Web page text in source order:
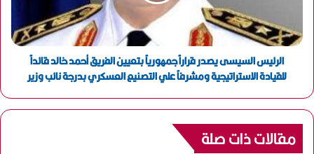
الرئيس السيسى يصدر قراراً جمهورياً بتعيين الفريق أحمد خالد قائداً
للقيادة الاستراتيجية ومشرفاً علي التصنيع العسكري بدرجة نائب وزير
مقالات ذات صلة